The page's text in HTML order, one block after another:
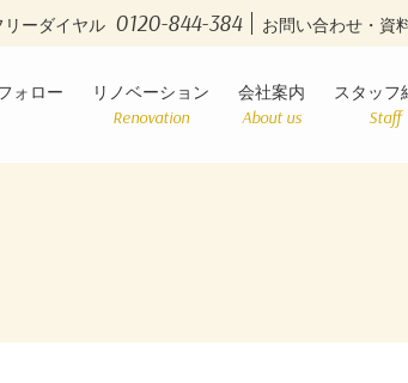
リーダイヤル 0120-844-384 お問い合わせ・資
ォロー リノベーション
Renovation
会社案内
About us
スタッフ
Staff